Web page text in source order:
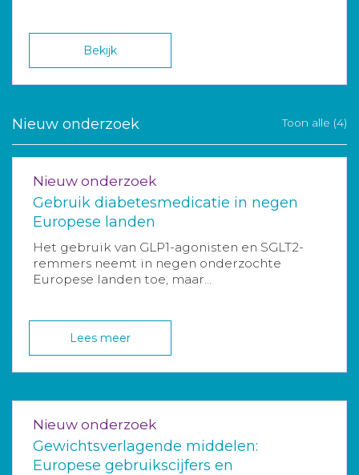
Bekijk
Nieuw onderzoek Toon alle (4)
Nieuw onderzoek
Gebruik diabetesmedicatie in negen
Europese landen
Het gebruik van GLP1-agonisten en SGLT2-
remmers neemt in negen onderzochte
Europese landen toe, maar...
Lees meer
Nieuw onderzoek
Gewichtsverlagende middelen:
Europese gebruikscijfers en